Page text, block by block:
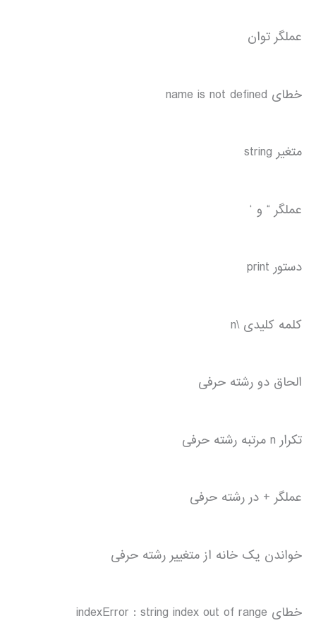
عملگر توان
خطای name is not defined
متغیر string
عملگر “ و ‘
دستور print
کلمه کلیدی \n
الحاق دو رشته حرفی
تکرار n مرتبه رشته حرفی
عملگر + در رشته حرفی
خواندن یک خانه از متغییر رشته حرفی
خطای indexError : string index out of range